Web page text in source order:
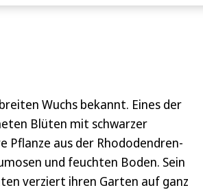
Wuchs bekannt. Eines der
Blüten mit schwarzer
Pflanze aus der Rhododendren-
und feuchten Boden. Sein
verziert ihren Garten auf ganz